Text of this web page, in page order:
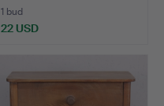
1 bud
22 USD